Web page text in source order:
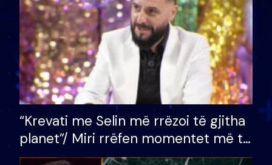
“Krevati me Selin më rrëzoi të gjitha
planet”/ Miri rrëfen momentet më të
bukura në shtëpinë e BB VIP: Do më